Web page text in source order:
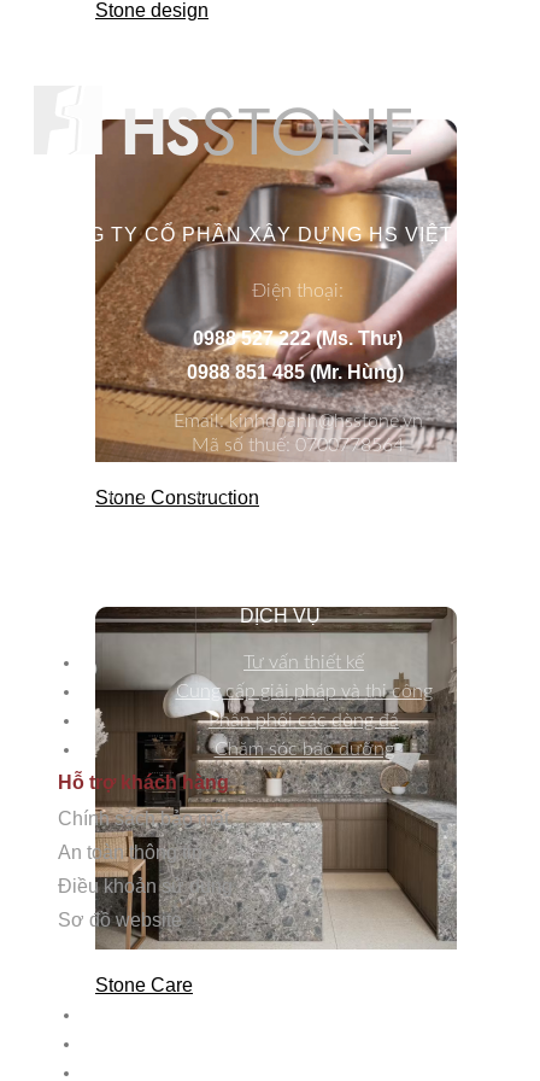
Stone design
Stone Construction
Stone Care
CÔNG TY CỔ PHẦN XÂY DỰNG HS VIỆT NAM
Điện thoại:
0988 527 222 (Ms. Thư)
0988 851 485 (Mr. Hùng)
Email: kinhdoanh@hsstone.vn
Mã số thuế: 0700778564
Sỹ, Tổ 1, Phường Kiến Hưng, Quận Hà
DỊCH VỤ
Tư vấn thiết kế
Cung cấp giải pháp và thi công
Phân phối các dòng đá
Chăm sóc bảo dưỡng
Hỗ trợ khách hàng
Chính sách bảo mật
An toàn thông tin
Điều khoản sử dụng
Sơ đồ website